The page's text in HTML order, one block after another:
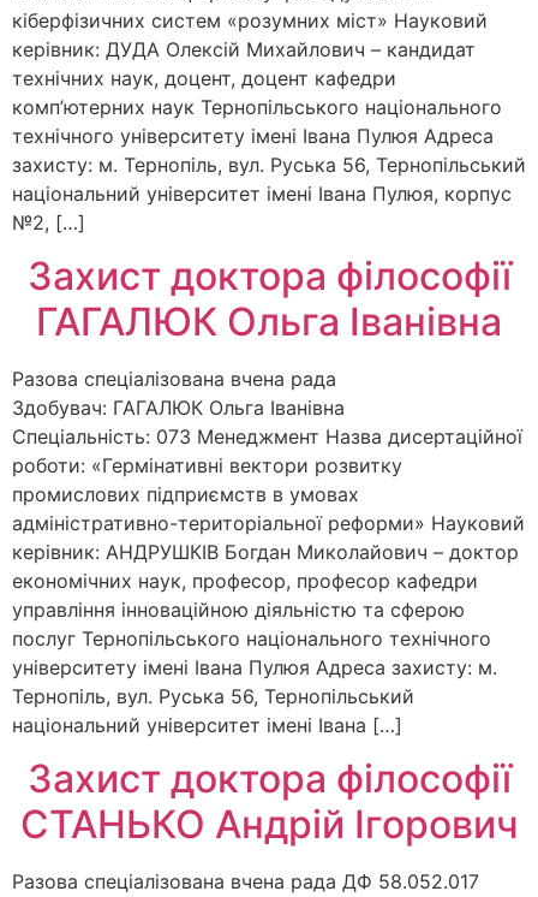
кіберфізичних систем «розумних міст» Науковий
керівник: ДУДА Олексій Михайлович – кандидат
технічних наук, доцент, доцент кафедри
комп’ютерних наук Тернопільського національного
технічного університету імені Івана Пулюя Адреса
захисту: м. Тернопіль, вул. Руська 56, Тернопільський
національний університет імені Івана Пулюя, корпус
№2, […]
Захист доктора філософії
ГАГАЛЮК Ольга Іванівна
Разова спеціалізована вчена рада
Здобувач: ГАГАЛЮК Ольга Іванівна
Спеціальність: 073 Менеджмент Назва дисертаційної
роботи: «Гермінативні вектори розвитку
промислових підприємств в умовах
адміністративно-територіальної реформи» Науковий
керівник: АНДРУШКІВ Богдан Миколайович – доктор
економічних наук, професор, професор кафедри
управління інноваційною діяльністю та сферою
послуг Тернопільського національного технічного
університету імені Івана Пулюя Адреса захисту: м.
Тернопіль, вул. Руська 56, Тернопільський
національний університет імені Івана […]
Захист доктора філософії
СТАНЬКО Андрій Ігорович
Разова спеціалізована вчена рада ДФ 58.052.017